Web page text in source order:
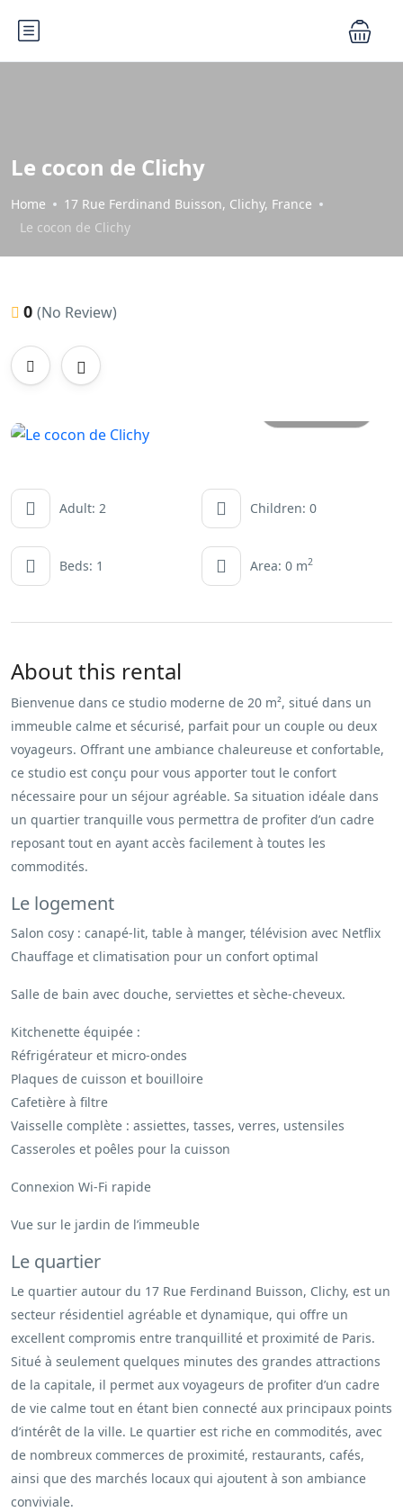
Le cocon de Clichy
Home
17 Rue Ferdinand Buisson, Clichy, France
Le cocon de Clichy
0 (No Review)
Adult: 2 Children: 0
Beds: 1 Area: 0 m2
About this rental
Bienvenue dans ce studio moderne de 20 m², situé dans un
immeuble calme et sécurisé, parfait pour un couple ou deux
voyageurs. Offrant une ambiance chaleureuse et confortable,
ce studio est conçu pour vous apporter tout le confort
nécessaire pour un séjour agréable. Sa situation idéale dans
un quartier tranquille vous permettra de profiter d’un cadre
reposant tout en ayant accès facilement à toutes les
commodités.
Le logement
Salon cosy : canapé-lit, table à manger, télévision avec Netflix
Chauffage et climatisation pour un confort optimal
Salle de bain avec douche, serviettes et sèche-cheveux.
Kitchenette équipée :
Réfrigérateur et micro-ondes
Plaques de cuisson et bouilloire
Cafetière à filtre
Vaisselle complète : assiettes, tasses, verres, ustensiles
Casseroles et poêles pour la cuisson
Connexion Wi-Fi rapide
Vue sur le jardin de l’immeuble
Le quartier
Le quartier autour du 17 Rue Ferdinand Buisson, Clichy, est un
secteur résidentiel agréable et dynamique, qui offre un
excellent compromis entre tranquillité et proximité de Paris.
Situé à seulement quelques minutes des grandes attractions
de la capitale, il permet aux voyageurs de profiter d’un cadre
de vie calme tout en étant bien connecté aux principaux points
d’intérêt de la ville. Le quartier est riche en commodités, avec
de nombreux commerces de proximité, restaurants, cafés,
ainsi que des marchés locaux qui ajoutent à son ambiance
conviviale.